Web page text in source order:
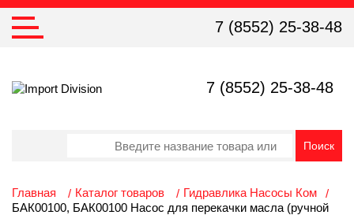
7 (8552) 25-38-48
7 (8552) 25-38-48
Главная Каталог товаров
Гидравлика Насосы Ком
БАК00100, БАК00100 Насос для перекачки масла (ручной